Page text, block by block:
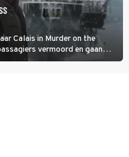
Calais in Murder on the
vermoord en gaan
uitzoeken wie van de andere